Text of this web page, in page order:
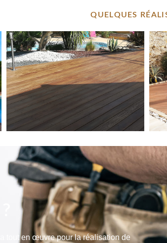
QUELQUES
tout en œuvre pour la réalisation de